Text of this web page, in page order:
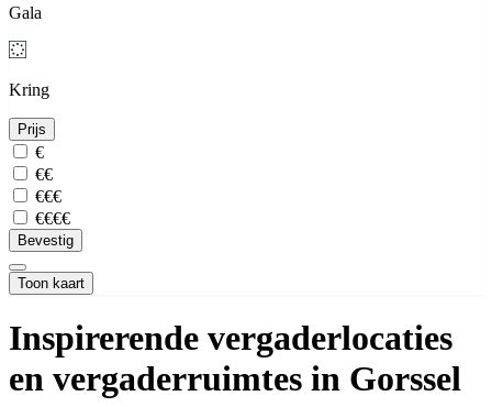
Gala
Kring
Prijs
€
€€
€€€
€€€€
Bevestig
Toon kaart
Inspirerende vergaderlocaties
en vergaderruimtes in Gorssel